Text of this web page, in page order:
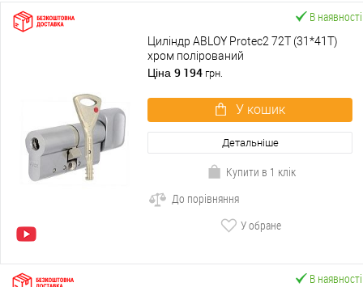
В наявності
Циліндр ABLOY Protec2 72T (31*41T)
хром полірований
Ціна 9 194 грн.
У кошик
Детальніше
Купити в 1 клік
До порівняння
У обране
В наявності